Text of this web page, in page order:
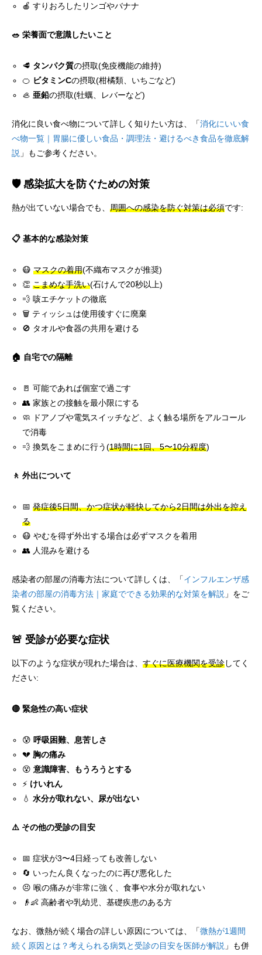
🍎 すりおろしたリンゴやバナナ
🥗 栄養面で意識したいこと
🥩 タンパク質の摂取(免疫機能の維持)
🍊 ビタミンCの摂取(柑橘類、いちごなど)
🦪 亜鉛の摂取(牡蠣、レバーなど)
消化に良い食べ物について詳しく知りたい方は、「消化にいい食
べ物一覧｜胃腸に優しい食品・調理法・避けるべき食品を徹底解
説 」もご参考ください。
🛡️ 感染拡大を防ぐための対策
熱が出ていない場合でも、 周囲への感染を防ぐ対策は必須です:
📋 基本的な感染対策
😷マスクの着用(不織布マスクが推奨)
👏こまめな手洗い(石けんで20秒以上)
💨 咳エチケットの徹底
🗑️ ティッシュは使用後すぐに廃棄
🚫 タオルや食器の共用を避ける
🏠 自宅での隔離
🚪 可能であれば個室で過ごす
👥 家族との接触を最小限にする
🧼 ドアノブや電気スイッチなど、よく触る場所をアルコール
で消毒
💨 換気をこまめに行う(1時間に1回、5〜10分程度)
🚶 外出について
📅発症後5日間、かつ症状が軽快してから2日間は外出を控え
る
😷 やむを得ず外出する場合は必ずマスクを着用
👥 人混みを避ける
感染者の部屋の消毒方法について詳しくは、「インフルエンザ感
染者の部屋の消毒方法｜家庭でできる効果的な対策を解説 」をご
覧ください。
🚨 受診が必要な症状
以下のような症状が現れた場合は、 すぐに医療機関を受診してく
ださい:
🔴 緊急性の高い症状
😰 呼吸困難、息苦しさ
💔 胸の痛み
😵意識障害、もうろうとする
⚡ けいれん
💧水分が取れない、尿が出ない
⚠️ その他の受診の目安
📅 症状が3〜4日経っても改善しない
🔄 いったん良くなったのに再び悪化した
😣 喉の痛みが非常に強く、食事や水分が取れない
👴👶 高齢者や乳幼児、基礎疾患のある方
なお、微熱が続く場合の詳しい原因については、「微熱が1週間
続く原因とは？考えられる病気と受診の目安を医師が解説 」も併